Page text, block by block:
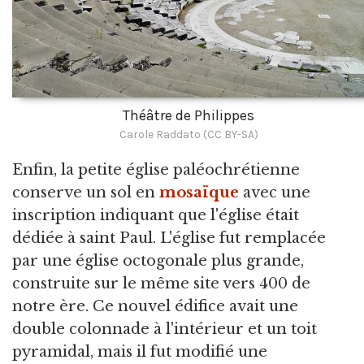
Théâtre de Philippes
Carole Raddato (CC BY-SA)
Enfin, la petite église paléochrétienne
conserve un sol en mosaïque avec une
inscription indiquant que l'église était
dédiée à saint Paul. L'église fut remplacée
par une église octogonale plus grande,
construite sur le même site vers 400 de
notre ère. Ce nouvel édifice avait une
double colonnade à l'intérieur et un toit
pyramidal, mais il fut modifié une